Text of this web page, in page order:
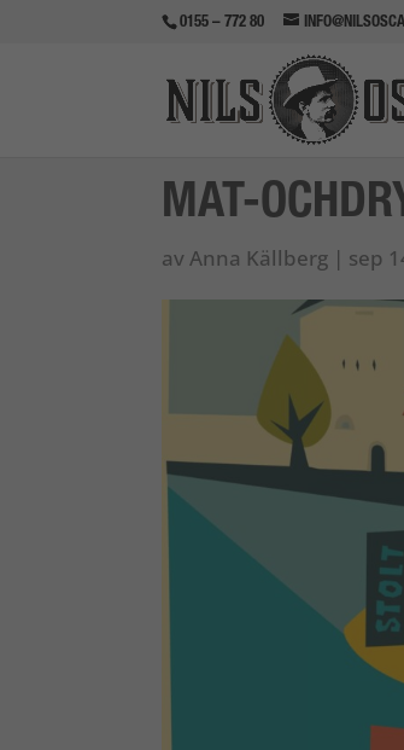
0155 – 772 80
MAT-
av Anna Källberg | sep